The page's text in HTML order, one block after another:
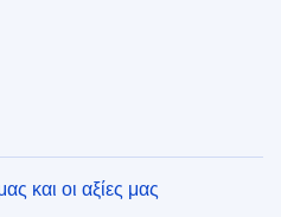
και οι αξίες μας